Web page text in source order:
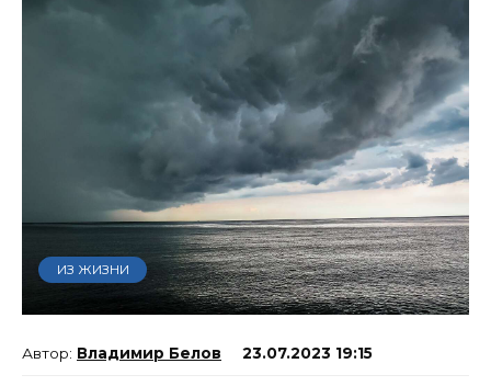
ИЗ ЖИЗНИ
Владимир Белов 23.07.2023 19:15